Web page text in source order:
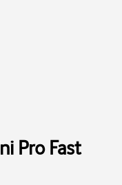
Pro Fast